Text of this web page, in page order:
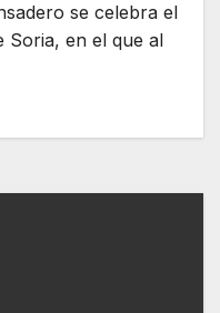
se celebra el
Soria, en el que al